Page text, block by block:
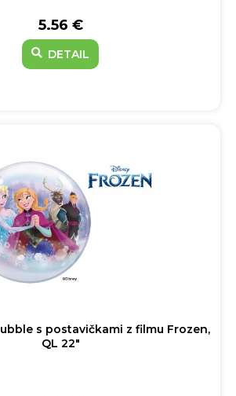
5.56 €
DETAIL
s postavičkami z filmu Frozen,
QL 22"